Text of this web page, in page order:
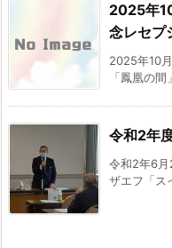
2025年
念レセプ
2025年10
「鳳凰の
令和2年
令和2年6月
ザエフ「ス